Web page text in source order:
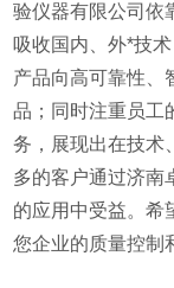
验仪器有限公司依
吸收国内、外*技
产品向高可靠性、
品；同时注重员工
务，展现出在技术
多的客户通过济南
的应用中受益。希
您企业的质量控制